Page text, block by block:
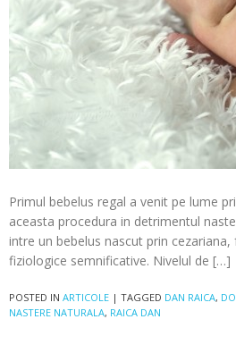
Primul bebelus regal a venit pe lume
aceasta procedura in detrimentul
intre un bebelus nascut prin
fiziologice semnificative. Nivelul de […]
POSTED IN ARTICOLE | TAGGED DAN RAICA,
NASTERE NATURALA, RAICA DAN